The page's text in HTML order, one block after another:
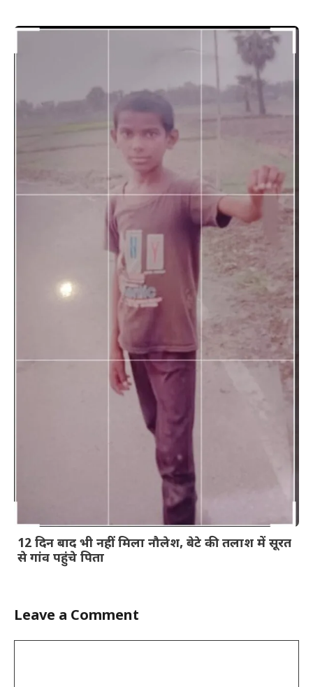
12 दिन बाद भी नहीं मिला नौलेश, बेटे की तलाश में सूरत
से गांव पहुंचे पिता
Leave a Comment